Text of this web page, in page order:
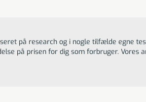
på research og i nogle tilfælde egne
på prisen for dig som forbruger.